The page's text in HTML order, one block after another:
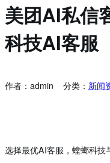
美团AI私信
科技AI客服
作者： admin 分类： 新闻
选择最优AI客服，螳螂科技